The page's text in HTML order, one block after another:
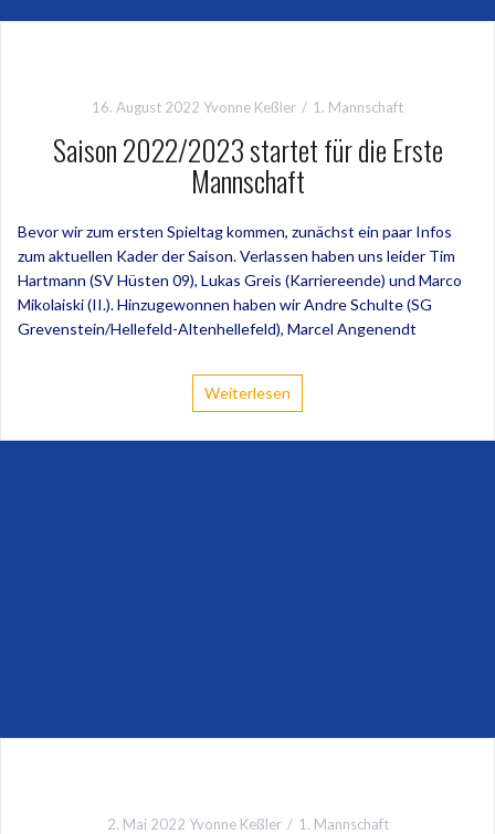
16. August 2022 Yvonne Keßler 1. Mannschaft
Saison 2022/2023 startet für die Erste
Mannschaft
Bevor wir zum ersten Spieltag kommen, zunächst ein paar Infos
zum aktuellen Kader der Saison. Verlassen haben uns leider Tim
Hartmann (SV Hüsten 09), Lukas Greis (Karriereende) und Marco
Mikolaiski (II.). Hinzugewonnen haben wir Andre Schulte (SG
Grevenstein/Hellefeld-Altenhellefeld), Marcel Angenendt
Weiterlesen
2. Mai 2022 Yvonne Keßler 1. Mannschaft